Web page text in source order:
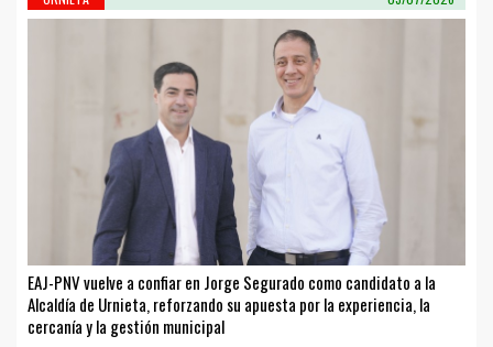
EAJ-PNV vuelve a confiar en Jorge Segurado como candidato a la
Alcaldía de Urnieta, reforzando su apuesta por la experiencia, la
cercanía y la gestión municipal